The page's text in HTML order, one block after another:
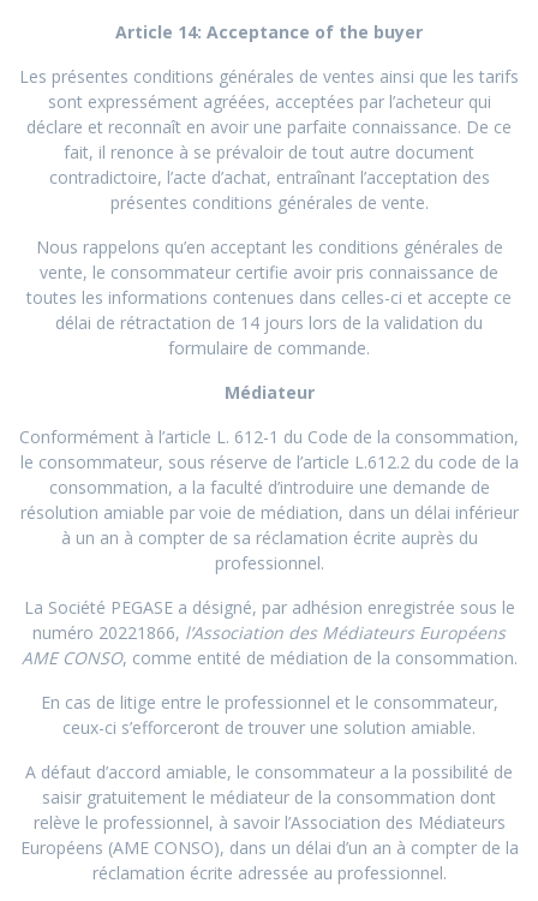
Article 14: Acceptance of the buyer
Les présentes conditions générales de ventes ainsi que les tarifs
sont expressément agréées, acceptées par l’acheteur qui
déclare et reconnaît en avoir une parfaite connaissance. De ce
fait, il renonce à se prévaloir de tout autre document
contradictoire, l’acte d’achat, entraînant l’acceptation des
présentes conditions générales de vente.
Nous rappelons qu’en acceptant les conditions générales de
vente, le consommateur certifie avoir pris connaissance de
toutes les informations contenues dans celles-ci et accepte ce
délai de rétractation de 14 jours lors de la validation du
formulaire de commande.
Médiateur
Conformément à l’article L. 612-1 du Code de la consommation,
le consommateur, sous réserve de l’article L.612.2 du code de la
consommation, a la faculté d’introduire une demande de
résolution amiable par voie de médiation, dans un délai inférieur
à un an à compter de sa réclamation écrite auprès du
professionnel.
La Société PEGASE a désigné, par adhésion enregistrée sous le
numéro 20221866, l’Association des Médiateurs Européens
AME CONSO, comme entité de médiation de la consommation.
En cas de litige entre le professionnel et le consommateur,
ceux-ci s’efforceront de trouver une solution amiable.
A défaut d’accord amiable, le consommateur a la possibilité de
saisir gratuitement le médiateur de la consommation dont
relève le professionnel, à savoir l’Association des Médiateurs
Européens (AME CONSO), dans un délai d’un an à compter de la
réclamation écrite adressée au professionnel.